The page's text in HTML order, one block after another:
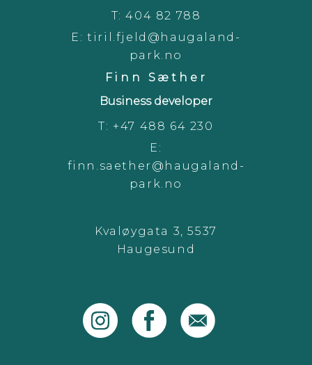
T:404 82 788
E:tiril.fjeld@haugaland-
park.no
Finn Sæther
Business developer
T: +47 488 64 230
E:
finn.saether@haugaland-
park.no
Kvaløygata 3, 5537
Haugesund
instagramfacebook
email